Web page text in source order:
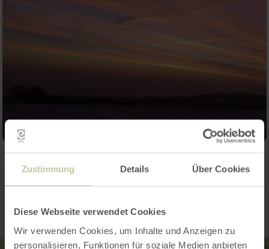
Zustimmung Details Über Cookies
Diese Webseite verwendet Cookies
Wir verwenden Cookies, um Inhalte und Anzeigen zu
personalisieren, Funktionen für soziale Medien anbieten
Contact